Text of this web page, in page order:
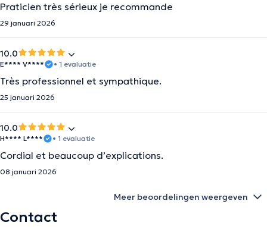
Praticien très sérieux je recommande
29 januari 2026
10.0
E**** V**** • 1 evaluatie
Très professionnel et sympathique.
25 januari 2026
10.0
H**** L**** • 1 evaluatie
Cordial et beaucoup d’explications.
08 januari 2026
Meer beoordelingen weergeven
Contact